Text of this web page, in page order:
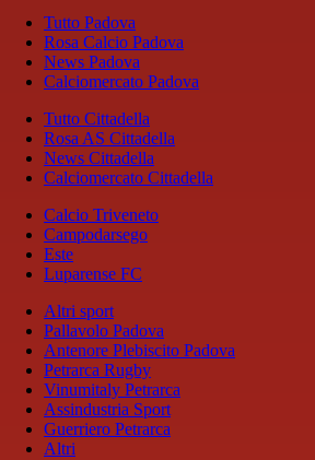
Tutto Padova
Rosa Calcio Padova
News Padova
Calciomercato Padova
Tutto Cittadella
Rosa AS Cittadella
News Cittadella
Calciomercato Cittadella
Calcio Triveneto
Campodarsego
Este
Luparense FC
Altri sport
Pallavolo Padova
Antenore Plebiscito Padova
Petrarca Rugby
Vinumitaly Petrarca
Assindustria Sport
Guerriero Petrarca
Altri